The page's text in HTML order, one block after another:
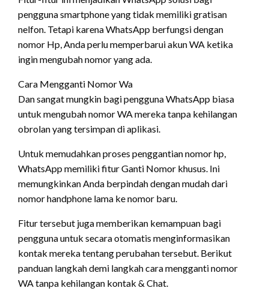
pengguna smartphone yang tidak memiliki gratisan
nelfon. Tetapi karena WhatsApp berfungsi dengan
nomor Hp, Anda perlu memperbarui akun WA ketika
ingin mengubah nomor yang ada.
Cara Mengganti Nomor Wa
Dan sangat mungkin bagi pengguna WhatsApp biasa
untuk mengubah nomor WA mereka tanpa kehilangan
obrolan yang tersimpan di aplikasi.
Untuk memudahkan proses penggantian nomor hp,
WhatsApp memiliki fitur Ganti Nomor khusus. Ini
memungkinkan Anda berpindah dengan mudah dari
nomor handphone lama ke nomor baru.
Fitur tersebut juga memberikan kemampuan bagi
pengguna untuk secara otomatis menginformasikan
kontak mereka tentang perubahan tersebut. Berikut
panduan langkah demi langkah cara mengganti nomor
WA tanpa kehilangan kontak & Chat.